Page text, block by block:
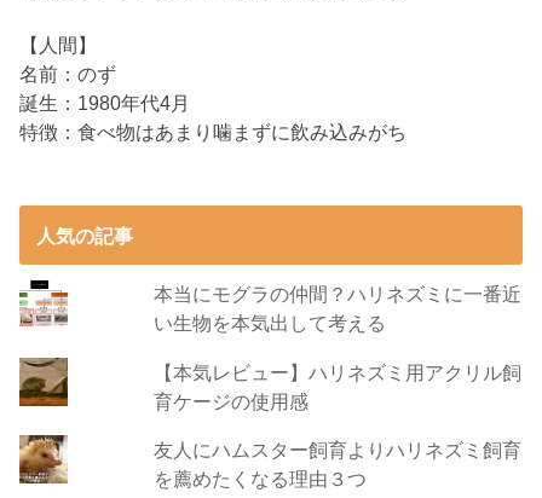
【人間】
名前：のず
誕生：1980年代4月
特徴：食べ物はあまり噛まずに飲み込みがち
人気の記事
本当にモグラの仲間？ハリネズミに一番近
い生物を本気出して考える
【本気レビュー】ハリネズミ用アクリル飼
育ケージの使用感
友人にハムスター飼育よりハリネズミ飼育
を薦めたくなる理由３つ